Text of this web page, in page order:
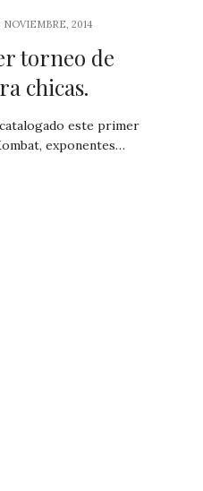
NOVIEMBRE, 2014
torneo de
chicas.
este primer
exponentes…